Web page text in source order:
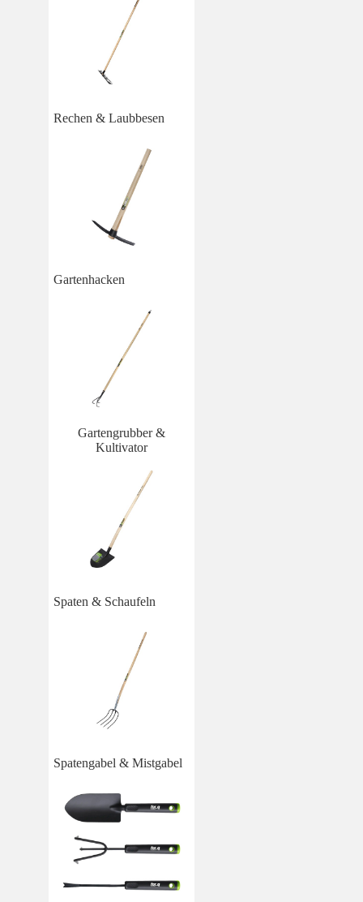
Rechen & Laubbesen
Gartenhacken
Gartengrubber &
Kultivator
Spaten & Schaufeln
Spatengabel & Mistgabel